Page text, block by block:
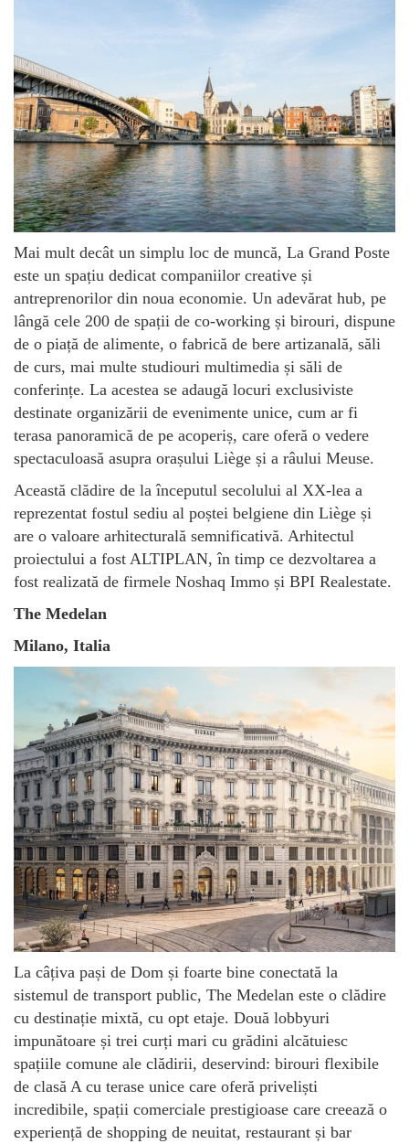
Mai mult decât un simplu loc de muncă, La Grand Poste
este un spațiu dedicat companiilor creative și
antreprenorilor din noua economie. Un adevărat hub, pe
lângă cele 200 de spații de co-working și birouri, dispune
de o piață de alimente, o fabrică de bere artizanală, săli
de curs, mai multe studiouri multimedia și săli de
conferințe. La acestea se adaugă locuri exclusiviste
destinate organizării de evenimente unice, cum ar fi
terasa panoramică de pe acoperiș, care oferă o vedere
spectaculoasă asupra orașului Liège și a râului Meuse.
Această clădire de la începutul secolului al XX-lea a
reprezentat fostul sediu al poștei belgiene din Liège și
are o valoare arhitecturală semnificativă. Arhitectul
proiectului a fost ALTIPLAN, în timp ce dezvoltarea a
fost realizată de firmele Noshaq Immo și BPI Realestate.
The Medelan
Milano, Italia
La câțiva pași de Dom și foarte bine conectată la
sistemul de transport public, The Medelan este o clădire
cu destinație mixtă, cu opt etaje. Două lobbyuri
impunătoare și trei curți mari cu grădini alcătuiesc
spațiile comune ale clădirii, deservind: birouri flexibile
de clasă A cu terase unice care oferă priveliști
incredibile, spații comerciale prestigioase care creează o
experiență de shopping de neuitat, restaurant și bar